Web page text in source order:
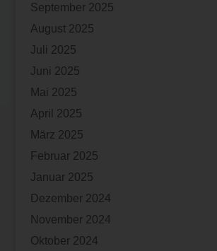
September 2025
August 2025
Juli 2025
Juni 2025
Mai 2025
April 2025
März 2025
Februar 2025
Januar 2025
Dezember 2024
November 2024
Oktober 2024